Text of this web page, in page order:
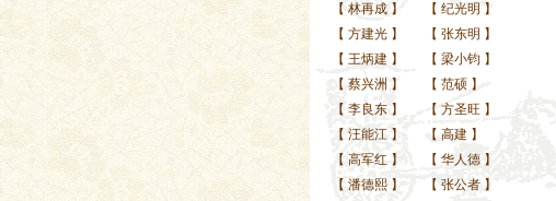
【 林再成】 【 纪光明 】
【 方建光】 【 张东明 】
【 王炳建】 【 梁小钧 】
【 蔡兴洲 】 【 范硕 】
【 李良东】 【 方圣旺 】
【 汪能江】 【 高建 】
【 高军红 】 【 华人德 】
【 潘德熙】 【 张公者 】